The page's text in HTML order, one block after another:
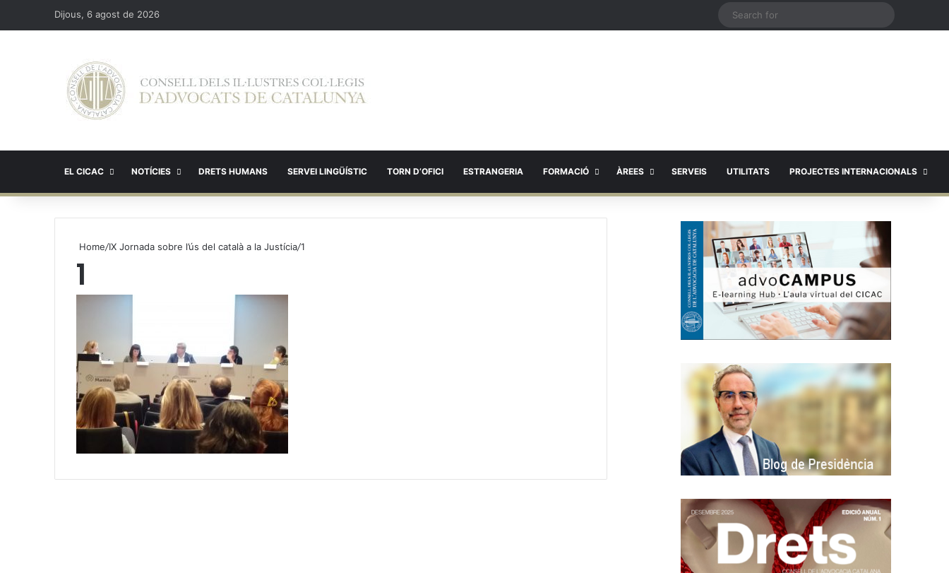
Dijous, 6 agost de 2026
EL CICAC NOTÍCIES DRETS HUMANS SERVEI LINGÜÍSTIC TORN D’OFICI ESTRANGERIA FORMACIÓ ÀREES SERVEIS UTILITATS PROJECTES INTERNACIONALS
Home/IX Jornada sobre l’ús del català a la Justícia/1
1